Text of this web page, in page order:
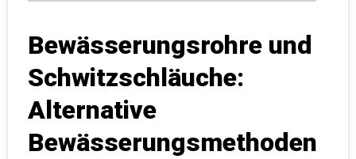
Bewässerungsrohre und
Schwitzschläuche:
Alternative
Bewässerungsmethoden